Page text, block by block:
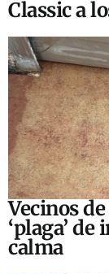
Classic a
Vecinos
‘plaga’
calma